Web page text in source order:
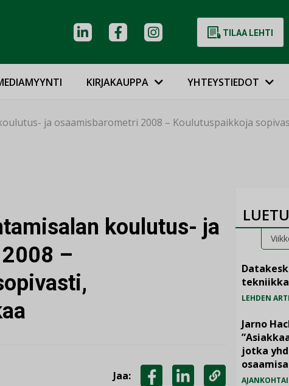
TILAA LEHTI
KIRJAKAUPPA YHTEYSTIEDOT
ja osaamisbarometri 2008 – Koulutuspaikkoja
koulutus- ja
–
Jaa:
LEHDEN
Jarno
jotka